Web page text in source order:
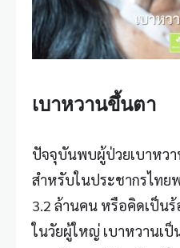
เบาหวานขึ้นตา
ปัจจุบันพบผู้ป่วยเบาหว
สำหรับในประชากรไทย
3.2 ล้านคน หรือคิดเป็นร้
ในวัยผู้ใหญ่ เบาหวานเป็